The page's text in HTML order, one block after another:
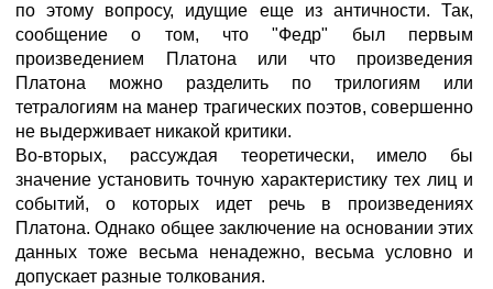
по этому вопросу, идущие еще из античности. Так,
сообщение о том, что "Федр" был первым
произведением Платона или что произведения
Платона можно разделить по трилогиям или
тетралогиям на манер трагических поэтов, совершенно
не выдерживает никакой критики.
Во-вторых, рассуждая теоретически, имело бы
значение установить точную характеристику тех лиц и
событий, о которых идет речь в произведениях
Платона. Однако общее заключение на основании этих
данных тоже весьма ненадежно, весьма условно и
допускает разные толкования.